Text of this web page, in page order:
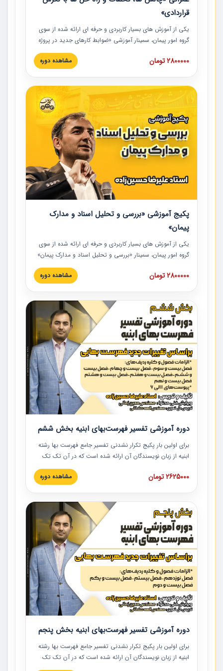
قراردادی»
یکی از آموزش‏‏‏‏‏‏ های بسیار کاربردی و حرفه‏ ای ارائه شده از سوی
گروه امور پیمان، سمینار آموزشی «ضوابط کارهای جدید در پروژه
های عمرانی» چالش ها، تخلفات و راه حل ها با نگرش قراردادی
است که در محل سندیکای شرکت های ساختمانی کشور ارائه شد.
مدارک پیمان به همراه تجربیات عملی ارائه شده است.
2800000 تومان مشاهده دوره
پکیج آموزشی «بررسی و تحلیل اسناد و مدارک
پیمان»
یکی از آموزش‏‏‏‏‏‏ های بسیار کاربردی و حرفه‏ ای ارائه شده از سوی
گروه امور پیمان، سمینار «بررسی و تحلیل اسناد و مدارک پیمان»
است که در دانشگاه صنعتی شریف ارائه شد. در این آموزش
نکات کلیدی مربوط به اسناد و مدارک پیمان، اولویت بندی اسناد
پیمان به همراه تجربیات عملی در این خصوص ارائه شده است.
2800000 تومان مشاهده دوره
دوره آموزشی تفسیر فهرست‌بهای ابنیه بخش ششم
برای اولین بار پکیج تکرار نشدنی تفسیر جامع فهرست بها رشته
ابنیه از زبان نویسندگان آن ارائه شده است که در آن تک تک
ردیف ها و مطالب فهرست بها تفسیر و ارائه شده است. این
دوره به صورت کامل تصویری بوده و به همراه تصاویر عملیات
دوره با کلام مهندس علیرضاحسین‌زاده مدیر پروژه مهندسی
مشاور در امر بازنگری فهرست بها رشته ابنیه ارائه شده و به تمام
همکارانی که در حوزه صنعت ساخت در حال فعالیت هستند حتما
توصیه می کنیم از مطالب این دوره استفاده نمایند.
2625000 تومان مشاهده دوره
دوره آموزشی تفسیر فهرست‌بهای ابنیه بخش پنجم
برای اولین بار پکیج تکرار نشدنی تفسیر جامع فهرست بها رشته
ابنیه از زبان نویسندگان آن ارائه شده است که در آن تک تک
ردیف ها و مطالب فهرست بها تفسیر و ارائه شده است. این